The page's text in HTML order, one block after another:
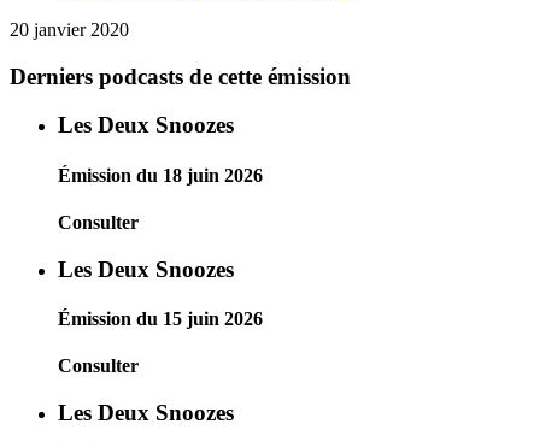
20 janvier 2020
Derniers podcasts de cette émission
Les Deux Snoozes
Émission du 18 juin 2026
Consulter
Les Deux Snoozes
Émission du 15 juin 2026
Consulter
Les Deux Snoozes